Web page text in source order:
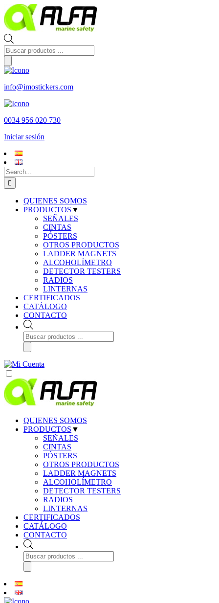
Skip
to
content
Búsqueda
de
productos
info@imostickers.com
0034 956 020 730
Iniciar sesión
Search
for:
QUIENES SOMOS
PRODUCTOS ▼
SEÑALES
CINTAS
PÓSTERS
OTROS PRODUCTOS
LADDER MAGNETS
ALCOHOLÍMETRO
DETECTOR TESTERS
RADIOS
LINTERNAS
CERTIFICADOS
CATÁLOGO
CONTACTO
Búsqueda
de
productos
QUIENES SOMOS
PRODUCTOS ▼
SEÑALES
CINTAS
PÓSTERS
OTROS PRODUCTOS
LADDER MAGNETS
ALCOHOLÍMETRO
DETECTOR TESTERS
RADIOS
LINTERNAS
CERTIFICADOS
CATÁLOGO
CONTACTO
Búsqueda
de
productos